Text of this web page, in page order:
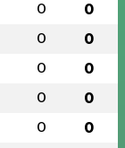
0 0
0 0
0 0
0 0
0 0